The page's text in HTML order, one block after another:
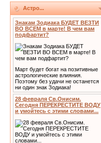
Астро...
Знакам Зодиака БУДЕТ ВЕЗТИ
ВО ВСЕМ в марте! В чем вам
подфартит?
Март будет богат на позитивные
астрологические влияния.
Поэтому без удачи не останется
ни один знак Зодиака!
28 февраля Св.Онисим.
Сегодня ПЕРЕКРЕСТИТЕ ВОДУ
и умойтесь с этими словами...